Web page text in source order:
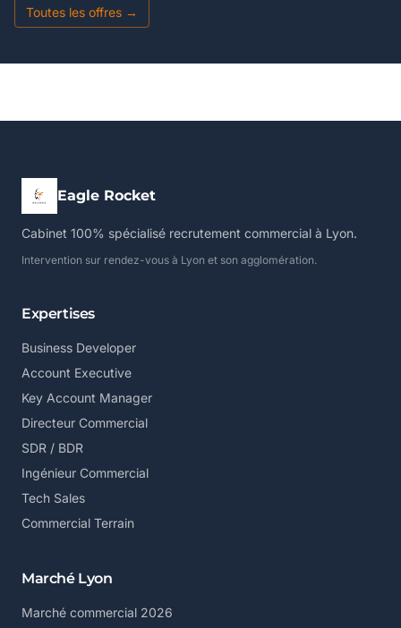
Toutes les offres →
Eagle Rocket
Cabinet 100% spécialisé recrutement commercial à Lyon.
Intervention sur rendez-vous à Lyon et son agglomération.
Expertises
Business Developer
Account Executive
Key Account Manager
Directeur Commercial
SDR / BDR
Ingénieur Commercial
Tech Sales
Commercial Terrain
Marché Lyon
Marché commercial 2026